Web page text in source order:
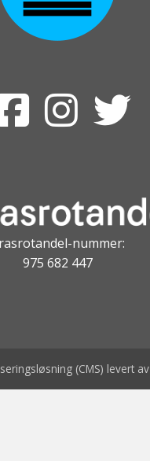
nummer:
975 682 447
(CMS) levert av